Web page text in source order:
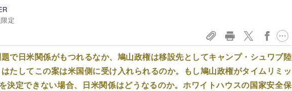
定
で日米関係がもつれるなか、鳩山政権は移設先としてキャンプ・シュワブ陸
はたしてこの案は米国側に受け入れられるのか。もし鳩山政権がタイムリミッ
決定できない場合、日米関係はどうなるのか。ホワイトハウスの国家安全保